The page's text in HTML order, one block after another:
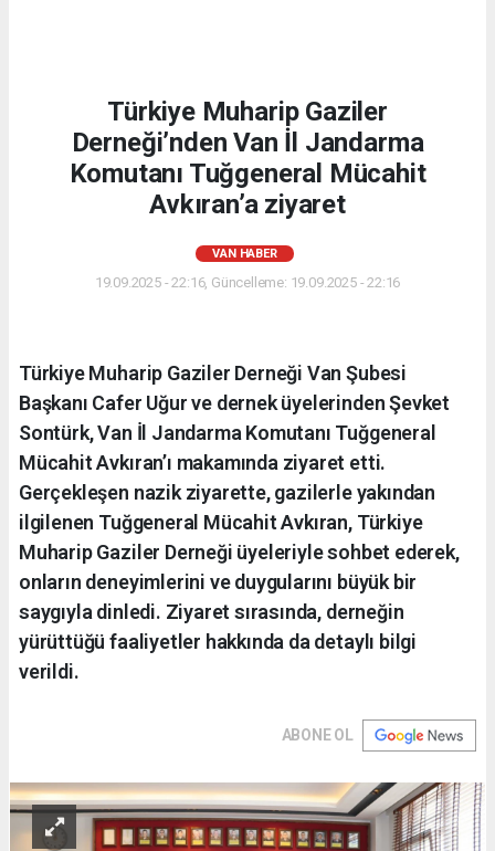
Türkiye Muharip Gaziler
Derneği’nden Van İl Jandarma
Komutanı Tuğgeneral Mücahit
Avkıran’a ziyaret
VAN HABER
19.09.2025 - 22:16, Güncelleme: 19.09.2025 - 22:16
Türkiye Muharip Gaziler Derneği Van Şubesi
Başkanı Cafer Uğur ve dernek üyelerinden Şevket
Sontürk, Van İl Jandarma Komutanı Tuğgeneral
Mücahit Avkıran’ı makamında ziyaret etti.
Gerçekleşen nazik ziyarette, gazilerle yakından
ilgilenen Tuğgeneral Mücahit Avkıran, Türkiye
Muharip Gaziler Derneği üyeleriyle sohbet ederek,
onların deneyimlerini ve duygularını büyük bir
saygıyla dinledi. Ziyaret sırasında, derneğin
yürüttüğü faaliyetler hakkında da detaylı bilgi
verildi.
ABONE OL